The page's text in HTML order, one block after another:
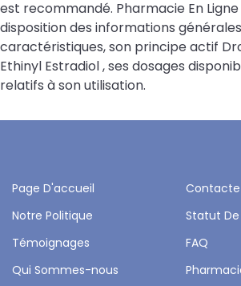
est recommandé. Pharmacie En
disposition des informations générales
caractéristiques, son principe actif
Ethinyl Estradiol , ses dosages
relatifs à son utilisation.
Page D'accueil
Notre Politique
Statut
Témoignages
FAQ
Qui Sommes-nous